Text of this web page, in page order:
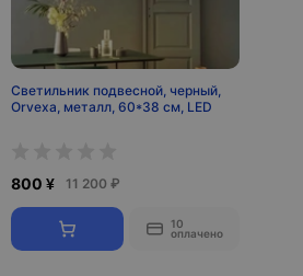
Светильник подвесной, черный,
Orvexa, металл, 60*38 см, LED
800 ¥ 11 200 ₽
10
оплачено